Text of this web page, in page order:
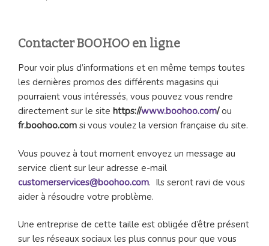
Contacter BOOHOO en ligne
Pour voir plus d’informations et en même temps toutes
les dernières promos des différents magasins qui
pourraient vous intéressés, vous pouvez vous rendre
directement sur le site https://www.boohoo.com/ou
fr.boohoo.com si vous voulez la version française du site.
Vous pouvez à tout moment envoyez un message au
service client sur leur adresse e-mail
customerservices@boohoo.com. Ils seront ravi de vous
aider à résoudre votre problème.
Une entreprise de cette taille est obligée d’être présent
sur les réseaux sociaux les plus connus pour que vous